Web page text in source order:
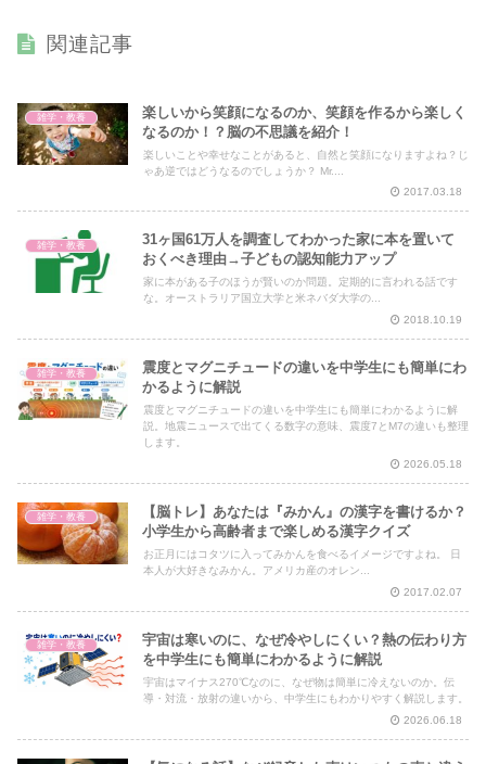
関連記事
雑学・教養
楽しいから笑顔になるのか、笑顔を作るから楽しく
なるのか！？脳の不思議を紹介！
楽しいことや幸せなことがあると、自然と笑顔になりますよね？じ
ゃあ逆ではどうなるのでしょうか？ Mr....
2017.03.18
雑学・教養
31ヶ国61万人を調査してわかった家に本を置いて
おくべき理由→子どもの認知能力アップ
家に本がある子のほうが賢いのか問題。定期的に言われる話です
な。オーストラリア国立大学と米ネバダ大学の...
2018.10.19
雑学・教養
震度とマグニチュードの違いを中学生にも簡単にわ
かるように解説
震度とマグニチュードの違いを中学生にも簡単にわかるように解
説。地震ニュースで出てくる数字の意味、震度7とM7の違いも整理
します。
2026.05.18
雑学・教養
【脳トレ】あなたは『みかん』の漢字を書けるか？
小学生から高齢者まで楽しめる漢字クイズ
お正月にはコタツに入ってみかんを食べるイメージですよね。 日
本人が大好きなみかん。アメリカ産のオレン...
2017.02.07
雑学・教養
宇宙は寒いのに、なぜ冷やしにくい？熱の伝わり方
を中学生にも簡単にわかるように解説
宇宙はマイナス270℃なのに、なぜ物は簡単に冷えないのか。伝
導・対流・放射の違いから、中学生にもわかりやすく解説します。
2026.06.18